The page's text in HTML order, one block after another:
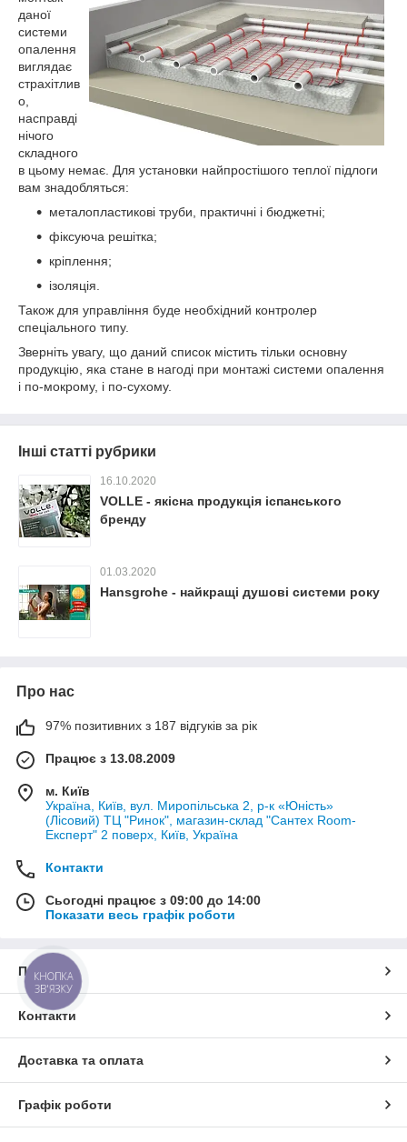
даної
системи
опалення
виглядає
страхітлив
о,
насправді
нічого
складного
в цьому немає. Для установки найпростішого теплої підлоги
вам знадобляться:
металопластикові труби, практичні і бюджетні;
фіксуюча решітка;
кріплення;
ізоляція.
Також для управління буде необхідний контролер
спеціального типу.
Зверніть увагу, що даний список містить тільки основну
продукцію, яка стане в нагоді при монтажі системи опалення
і по-мокрому, і по-сухому.
Інші статті рубрики
16.10.2020
VOLLE - якісна продукція іспанського
бренду
01.03.2020
Hansgrohe - найкращі душові системи року
Про нас
97% позитивних з 187 відгуків за рік
Працює з 13.08.2009
м. Київ
Україна, Київ, вул. Миропільська 2, р-к «Юність»
(Лісовий) ТЦ "Ринок", магазин-склад "Сантех Room-
Експерт" 2 поверх, Київ, Україна
Контакти
Сьогодні працює з 09:00 до 14:00
Показати весь графік роботи
Про нас
Контакти
Доставка та оплата
Графік роботи
КНОПКА
ЗВ'ЯЗКУ